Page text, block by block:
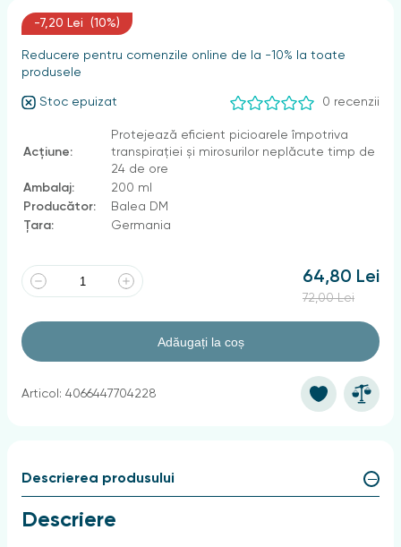
-7,20 Lei (10%)
Reducere pentru comenzile online de la -10% la toate
produsele
Stoc epuizat 0 recenzii
Acțiune:
Protejează eficient picioarele împotriva
transpirației și mirosurilor neplăcute timp de
24 de ore
Ambalaj:
200 ml
Producător:
Balea DM
Țara:
Germania
64,80 Lei
72,00 Lei
Adăugați la coș
Articol: 4066447704228
Descrierea produsului
Descriere